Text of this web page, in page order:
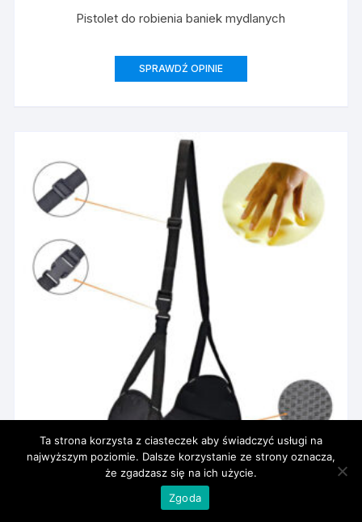
Pistolet do robienia baniek mydlanych
SPRAWDŹ OPINIE
Podróżny hamak podpórka pod nogi i stopy
Ta strona korzysta z ciasteczek aby świadczyć usługi na
najwyższym poziomie. Dalsze korzystanie ze strony oznacza,
że zgadzasz się na ich użycie.
Zgoda